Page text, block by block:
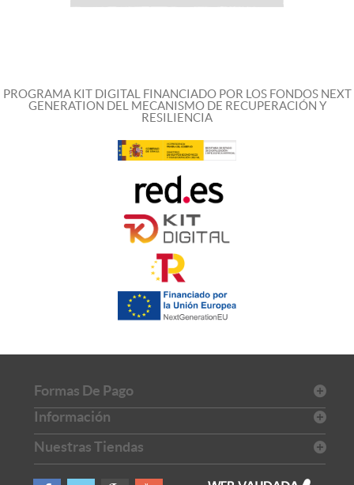
PROGRAMA KIT DIGITAL FINANCIADO POR LOS FONDOS NEXT
GENERATION DEL MECANISMO DE RECUPERACIÓN Y
RESILIENCIA
Formas De Pago
Información
Nuestras Tiendas